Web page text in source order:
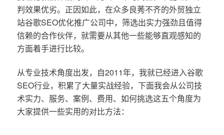
判效果优劣。正因如此，在众多良莠不齐的外贸独立
站谷歌SEO优化推广公司中，筛选出实力强劲且值得
信赖的合作伙伴，就需要从其他一些能够直观感知的
方面着手进行比较。
从专业技术角度出发，自2011年，我就已经进入谷歌
SEO行业，积累了大量实战经验，下面我会从公司技
术实力、服务、案例、费用、如何挑选这五个角度为
大家提供一些实用的对比方法：